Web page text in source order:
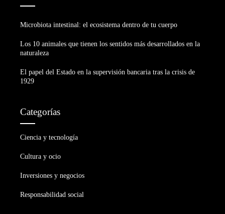
Microbiota intestinal: el ecosistema dentro de tu cuerpo
Los 10 animales que tienen los sentidos más desarrollados en la
naturaleza
El papel del Estado en la supervisión bancaria tras la crisis de
1929
Categorías
Ciencia y tecnología
Cultura y ocio
Inversiones y negocios
Responsabilidad social